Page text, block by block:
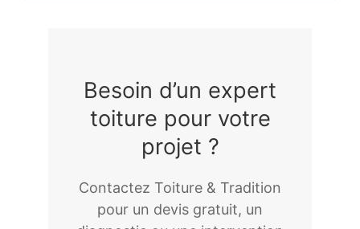
Besoin d’un expert
toiture pour votre
projet ?
Contactez Toiture & Tradition
pour un devis gratuit, un